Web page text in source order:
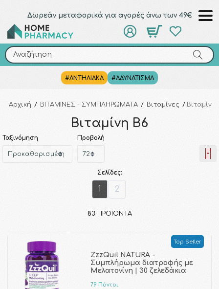
Δωρεάν μεταφορικά για αγορές άνω των 49€
Αναζήτηση
#ΑΝΤΗΛΙΑΚΑ #ΑΔΥΝΑΤΙΣΜΑ
Αναζήτηση
Αρχική / ΒΙΤΑΜΙΝΕΣ - ΣΥΜΠΛΗΡΩΜΑΤΑ / Βιταμίνες / Βιταμίνη
Βιταμίνη Β6
Ταξινόμηση Προβολή
Σελίδες:
1 2
83 ΠΡΟΪΌΝΤΑ
Top Seller
ZzzQuil NATURA -
Συμπλήρωμα διατροφής με
Μελατονίνη | 30 ζελεδάκια
79 Πόντοι